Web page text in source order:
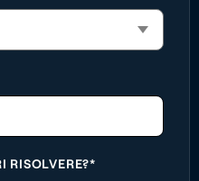
RISOLVERE?*